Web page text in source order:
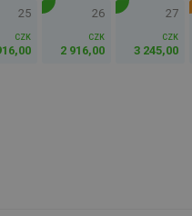
25
,00
CZK
26
2 916,00
CZK
27
3 245,00
CZK